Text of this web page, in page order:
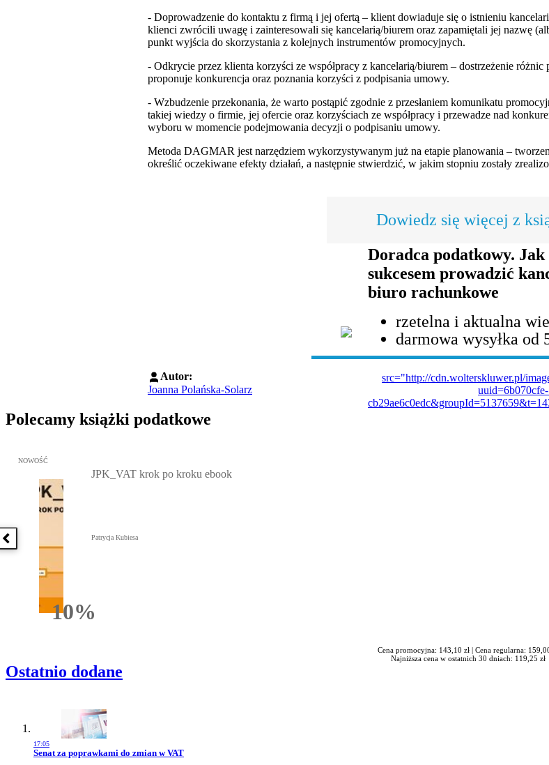
- Doprowadzenie do kontaktu z firmą i jej ofertą – klient dowiaduje się o istnieniu
klienci zwrócili uwagę i zainteresowali się kancelarią/biurem oraz zapamiętali jej nazwę
punkt wyjścia do skorzystania z kolejnych instrumentów promocyjnych.
- Odkrycie przez klienta korzyści ze współpracy z kancelarią/biurem – dostrzeżenie
proponuje konkurencja oraz poznania korzyści z podpisania umowy.
- Wzbudzenie przekonania, że warto postąpić zgodnie z przesłaniem komunikatu
takiej wiedzy o firmie, jej ofercie oraz korzyściach ze współpracy i przewadze nad
wyboru w momencie podejmowania decyzji o podpisaniu umowy.
Metoda DAGMAR jest narzędziem wykorzystywanym już na etapie planowania –
określić oczekiwane efekty działań, a następnie stwierdzić, w jakim stopniu zostały
Dowiedz się więcej z
Doradca podatkowy. Jak
sukcesem prowadzić
biuro rachunkowe
rzetelna i aktualna
darmowa wysyłka od
src="http://cdn.wolterskluwer.pl/
Autor:
Joanna Polańska-Solarz
Polecamy książki podatkowe
Poprzednia książka
Przejdź do: JPK_VAT krok po kroku ebook, Patrycja Kubiesa - otwiera się w nowym oknie
NOWOŚĆ
10%Rabatu
JPK_VAT krok po kroku ebook
Patrycja Kubiesa
Cena promocyjna: 143,10 zł | Cena regularna:
Najniższa cena w ostatnich 30 dniach: 119,25 zł
Ostatnio dodane
17:05
Przejdź do artykułu:
Senat za poprawkami do zmian w VAT